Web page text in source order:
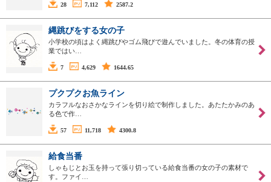
28 7,112 2587.2
縄跳びをする女の子
小学校の頃はよく縄跳びやゴム飛びで遊んでいました。冬の体育の授
業ではい…
7 4,629 1644.65
プクプクお魚ライン
カラフルなおさかなラインを切り絵で制作しました。あたたかみのあ
る色で作…
57 11,718 4300.8
給食当番
しゃもじとお玉を持って張り切っている給食当番の女の子の素材で
す。ファイ…